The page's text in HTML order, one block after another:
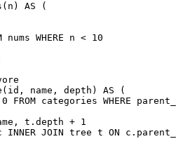
AS (
nums WHERE n < 10
name , depth) AS (
0 FROM categories WHERE
, t . depth + 1
INNER JOIN tree t ON c .